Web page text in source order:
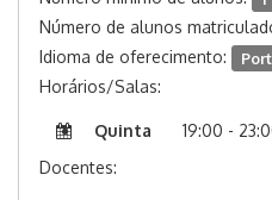
Número de alunos
Idioma de oferecimento:
Horários/Salas:
Quinta 19:00 -
Docentes: